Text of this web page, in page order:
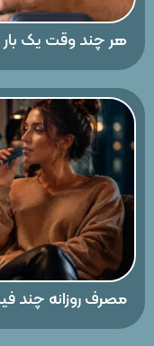
هر چند وقت یک بار
مصرف روزانه چند